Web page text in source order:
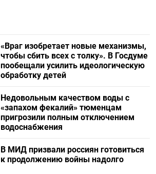
«Враг изобретает новые механизмы,
чтобы сбить всех с толку». В Госдуме
пообещали усилить идеологическую
обработку детей
Недовольным качеством воды с
«запахом фекалий» тюменцам
пригрозили полным отключением
водоснабжения
В МИД призвали россиян готовиться
к продолжению войны надолго